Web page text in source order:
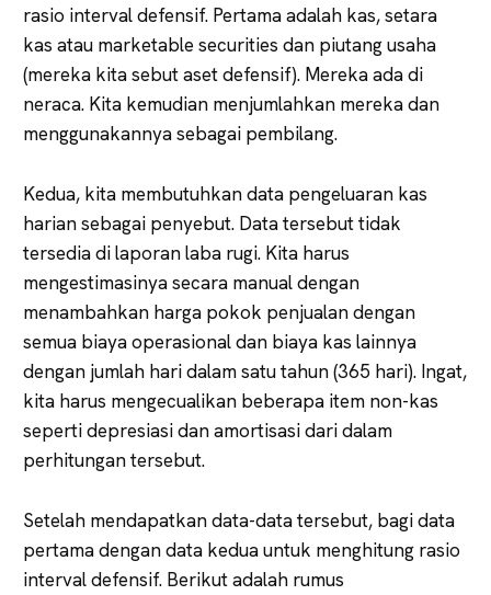
rasio interval defensif. Pertama adalah kas, setara
kas atau marketable securities dan piutang usaha
(mereka kita sebut aset defensif). Mereka ada di
neraca. Kita kemudian menjumlahkan mereka dan
menggunakannya sebagai pembilang.
Kedua, kita membutuhkan data pengeluaran kas
harian sebagai penyebut. Data tersebut tidak
tersedia di laporan laba rugi. Kita harus
mengestimasinya secara manual dengan
menambahkan harga pokok penjualan dengan
semua biaya operasional dan biaya kas lainnya
dengan jumlah hari dalam satu tahun (365 hari). Ingat,
kita harus mengecualikan beberapa item non-kas
seperti depresiasi dan amortisasi dari dalam
perhitungan tersebut.
Setelah mendapatkan data-data tersebut, bagi data
pertama dengan data kedua untuk menghitung rasio
interval defensif. Berikut adalah rumus